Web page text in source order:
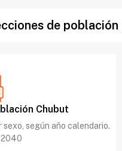
de población
Chubut
sexo, según año calendario.
2040